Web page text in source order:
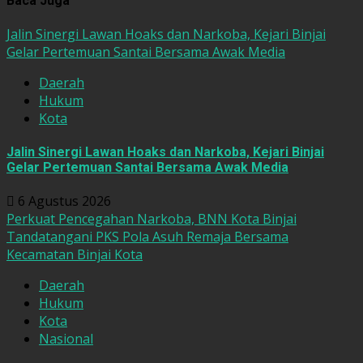
Jalin Sinergi Lawan Hoaks dan Narkoba, Kejari Binjai
Gelar Pertemuan Santai Bersama Awak Media
Daerah
Hukum
Kota
Jalin Sinergi Lawan Hoaks dan Narkoba, Kejari Binjai
Gelar Pertemuan Santai Bersama Awak Media
6 Agustus 2026
Perkuat Pencegahan Narkoba, BNN Kota Binjai
Tandatangani PKS Pola Asuh Remaja Bersama
Kecamatan Binjai Kota
Daerah
Hukum
Kota
Nasional